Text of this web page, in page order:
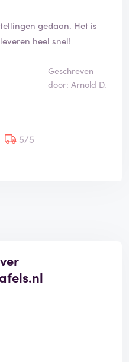
gedaan. Het is
heel snel!
Geschreven
door: Arnold D.
5/5